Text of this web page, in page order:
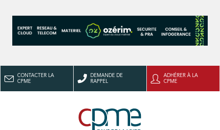
CONTACTER LA
CPME
DEMANDE DE
RAPPEL
ADHÉRER À LA
CPME